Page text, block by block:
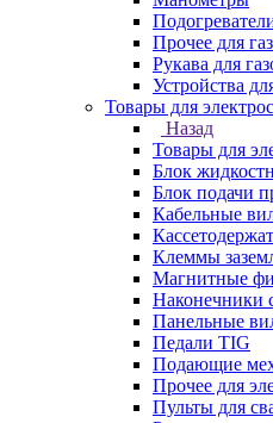
Прочее для
Рукава для
Устройства
Товары для
Назад
Товары для
Блок
Блок подачи
Кабельные
Клеммы
Магнитные
Наконечники
Панельные
Педали TIG
Подающие
Прочее для
Пульты для